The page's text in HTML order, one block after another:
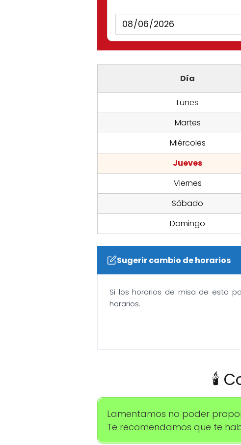
Día
Lunes
Martes
Miércoles
Jueves
Viernes
Sábado
Domingo
Sugerir cambio de horarios
Si los horarios de misa de esta
horarios.
🕯️
Lamentamos no poder
Te recomendamos que te